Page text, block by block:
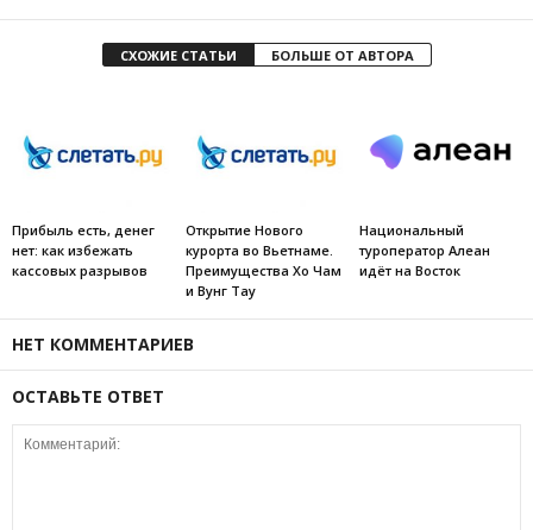
СХОЖИЕ СТАТЬИ БОЛЬШЕ ОТ АВТОРА
Прибыль есть, денег
нет: как избежать
кассовых разрывов
Открытие Нового
курорта во Вьетнаме.
Преимущества Хо Чам
и Вунг Тау
Национальный
туроператор Алеан
идёт на Восток
НЕТ КОММЕНТАРИЕВ
ОСТАВЬТЕ ОТВЕТ